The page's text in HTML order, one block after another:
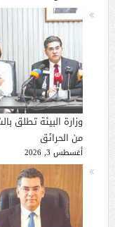
وزارة البيئة تطلق
من الحرائق
أغسطس 3, 2026